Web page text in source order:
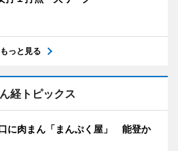
もっと見る
経トピックス
に肉まん「まんぷく屋」 能登か